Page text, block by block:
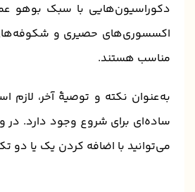
دکوراسیون‌هایی با سبک بوهو
اکسسوری‌های حصیری و
مناسب هستند.
به‌عنوان نکته و توصیۀ آخر،
ساده‌ای برای شروع وجود دارد. در
می‌توانید با اضافه کردن یک یا دو